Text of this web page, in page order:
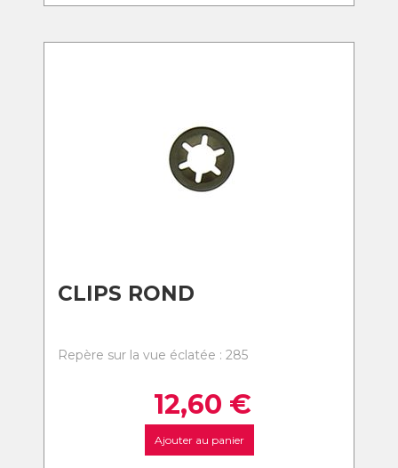
CLIPS ROND
Repère sur la vue éclatée : 285
12,60 €
Ajouter au panier